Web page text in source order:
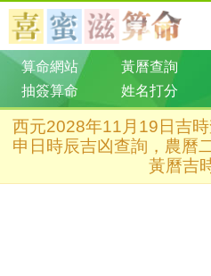
算命網站 黃曆查詢
抽簽算命
姓名打分
西元2028年11月19日吉
申日時辰吉凶查詢，農曆
黃曆吉